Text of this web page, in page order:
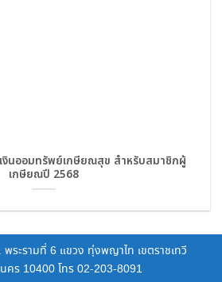
งินออมทรัพย์เกษียณสุข สำหรับสมาชิกผู้
เกษียณปี 2568
ะรามที่ 6 แขวง ทุ่งพญาไท เขตราชเทวี
คร 10400 โทร 02-203-8091